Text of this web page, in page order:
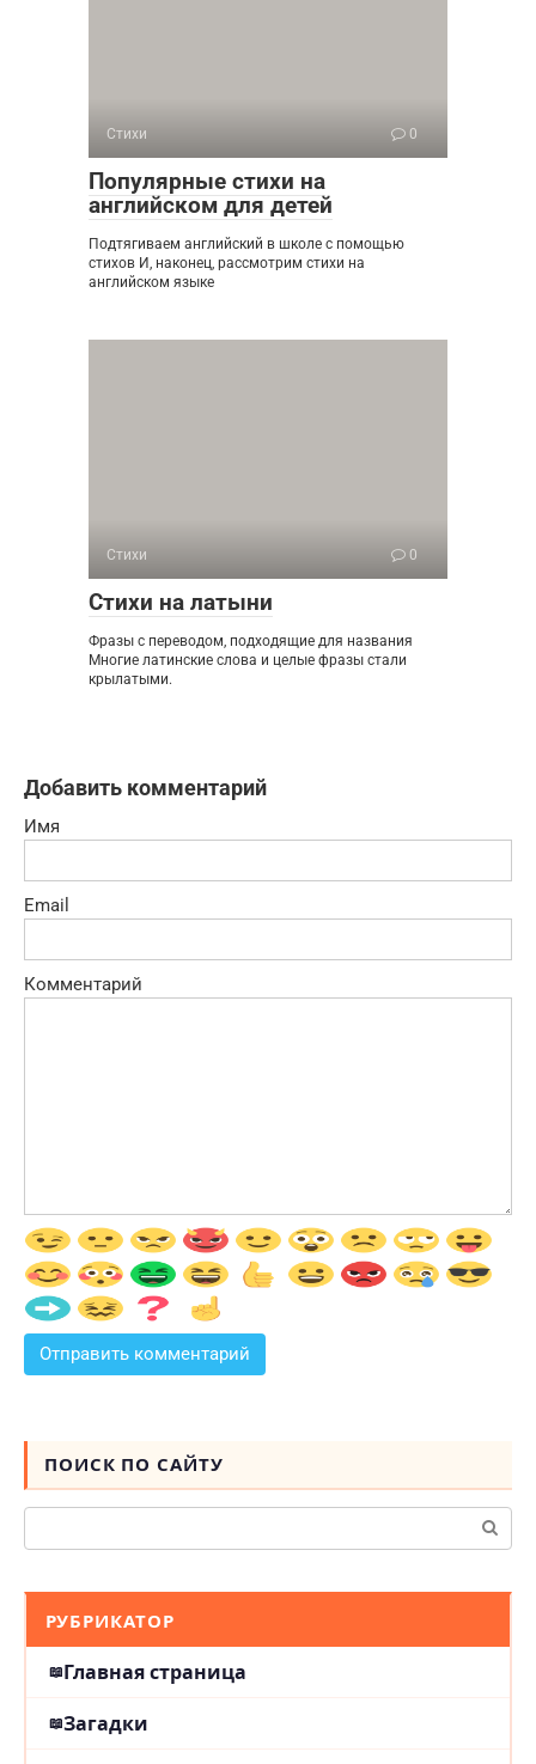
Стихи 0
Популярные стихи на
английском для детей
Подтягиваем английский в школе с помощью
стихов И, наконец, рассмотрим стихи на
английском языке
Стихи 0
Стихи на латыни
Фразы с переводом, подходящие для названия
Многие латинские слова и целые фразы стали
крылатыми.
Добавить комментарий
Имя
Email
Комментарий
ПОИСК ПО САЙТУ
Поиск:
РУБРИКАТОР
Главная страница
Загадки